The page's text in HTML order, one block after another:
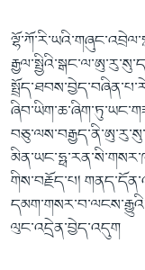
གིས་བརྗོད་པ།
ལུང་འདྲེན་བྱེད་འདུག